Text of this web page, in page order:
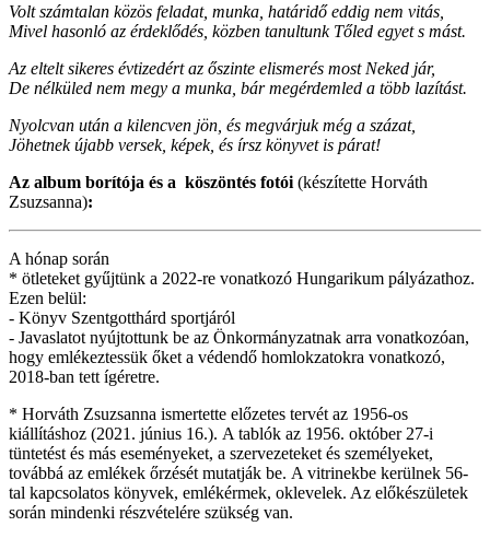
Volt számtalan közös feladat, munka, határidő eddig nem vitás,
Mivel hasonló az érdeklődés, közben tanultunk Tőled egyet s mást.
Az eltelt sikeres évtizedért az őszinte elismerés most Neked jár,
De nélküled nem megy a munka, bár megérdemled a több lazítást.
Nyolcvan után a kilencven jön, és megvárjuk még a százat,
Jöhetnek újabb versek, képek, és írsz könyvet is párat!
Az album borítója és a köszöntés fotói (készítette Horváth
Zsuzsanna):
A hónap során
* ötleteket gyűjtünk a 2022-re vonatkozó Hungarikum pályázathoz.
Ezen belül:
- Könyv Szentgotthárd sportjáról
- Javaslatot nyújtottunk be az Önkormányzatnak arra vonatkozóan,
hogy emlékeztessük őket a védendő homlokzatokra vonatkozó,
2018-ban tett ígéretre.
* Horváth Zsuzsanna ismertette előzetes tervét az 1956-os
kiállításhoz (2021. június 16.). A tablók az 1956. október 27-i
tüntetést és más eseményeket, a szervezeteket és személyeket,
továbbá az emlékek őrzését mutatják be. A vitrinekbe kerülnek 56-
tal kapcsolatos könyvek, emlékérmek, oklevelek. Az előkészületek
során mindenki részvételére szükség van.